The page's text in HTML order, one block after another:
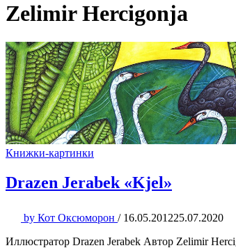
Zelimir Hercigonja
Книжки-картинки
Drazen Jerabek «Kjel»
by Кот Оксюморон / 16.05.201225.07.2020
Иллюстратор Drazen Jerabek Автор Zelimir